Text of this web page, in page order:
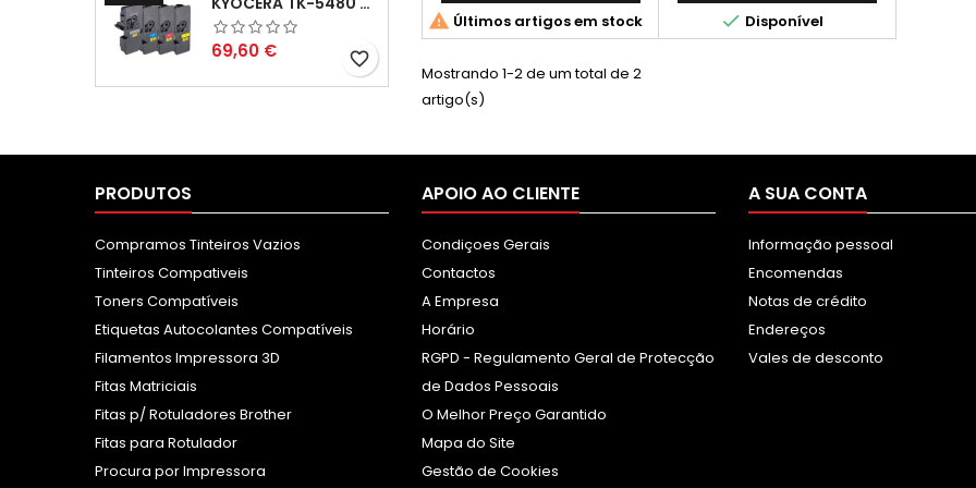
Preço
69,60 € favorite_border
 Últimos artigos em stock  Disponível
Mostrando 1-2 de um total de 2
artigo(s)
PRODUTOS
Compramos Tinteiros Vazios
Tinteiros Compativeis
Toners Compatíveis
Etiquetas Autocolantes Compatíveis
Filamentos Impressora 3D
Fitas Matriciais
Fitas p/ Rotuladores Brother
Fitas para Rotulador
Procura por Impressora
APOIO AO CLIENTE
Condiçoes Gerais
Contactos
A Empresa
Horário
RGPD - Regulamento Geral de Protecção
de Dados Pessoais
O Melhor Preço Garantido
Mapa do Site
Gestão de Cookies
A SUA CONTA
Informação pessoal
Encomendas
Notas de crédito
Endereços
Vales de desconto